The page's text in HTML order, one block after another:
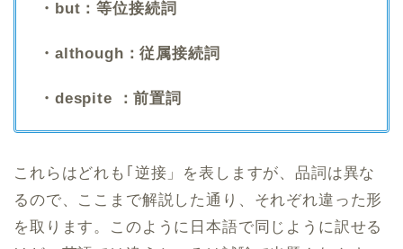
・but：等位接続詞
・although：従属接続詞
・despite ：前置詞
これらはどれも｢逆接」を表しますが、品詞は異な
るので、ここまで解説した通り、それぞれ違った形
を取ります。このように日本語で同じように訳せる